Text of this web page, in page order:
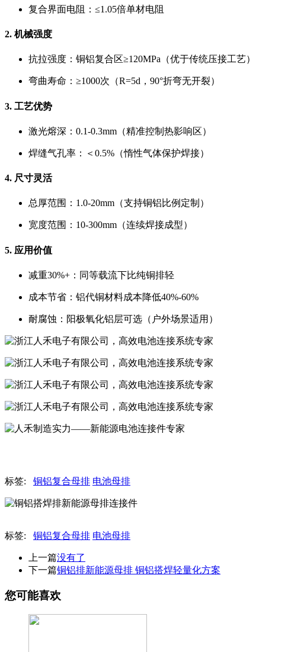
复合界面电阻：≤1.05倍单材电阻
2. 机械强度
抗拉强度：铜铝复合区≥120MPa（优于传统压接工艺）
弯曲寿命：≥1000次（R=5d，90°折弯无开裂）
3. 工艺优势
激光熔深：0.1-0.3mm（精准控制热影响区）
焊缝气孔率：＜0.5%（惰性气体保护焊接）
4. 尺寸灵活
总厚范围：1.0-20mm（支持铜铝比例定制）
宽度范围：10-300mm（连续焊接成型）
5. 应用价值
减重30%+：同等载流下比纯铜排轻
成本节省：铝代铜材料成本降低40%-60%
耐腐蚀：阳极氧化铝层可选（户外场景适用）
标签: 铜铝复合母排 电池母排
标签: 铜铝复合母排 电池母排
上一篇没有了
下一篇铜铝排新能源母排 铜铝搭焊轻量化方案
您可能喜欢